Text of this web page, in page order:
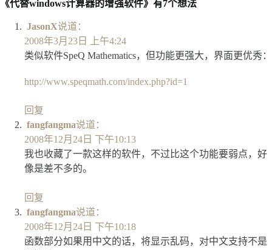
者
布
类
《代替windows计算器的增强软件》有7个想法
JasonX说道：
2008年3月23日 上午4:24
类似软件SpeQ Mathematics，但功能更强大，界面更优秀：
http://www.speqmath.com/index.php?id=1
回复
fangfangma说道：
2008年12月24日 下午10:13
我也收藏了一款这样的软件，不过比这个功能要弱点，好
像是差不多的。
回复
fangfangma说道：
2008年12月24日 下午10:18
函数部分如果用中文的话，将显示乱码，对中文支持不是